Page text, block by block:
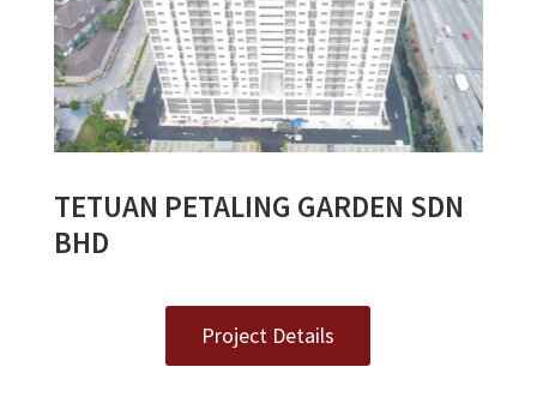
TETUAN PETALING GARDEN SDN
BHD
Project Details